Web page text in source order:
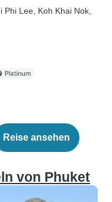
Phi Lee , Koh Khai Nok
Reise ansehen
von Phuket